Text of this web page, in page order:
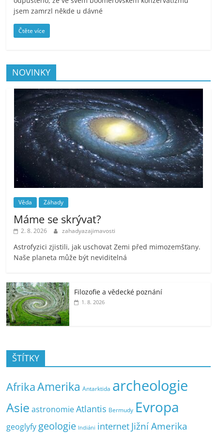
jsem zamrzl někde u dávné
Čtěte více
NOVINKY
Věda Záhady
Máme se skrývat?
2. 8. 2026 zahadyazajimavosti
Astrofyzici zjistili, jak uschovat Zemi před mimozemšťany.
Naše planeta může být neviditelná
Filozofie a vědecké poznání
1. 8. 2026
ŠTÍTKY
AfrikaAmerika Antarktida archeologie
Asie astronomie Atlantis Bermudy Evropa
geoglyfy geologie Indiáni internet Jižní Amerika